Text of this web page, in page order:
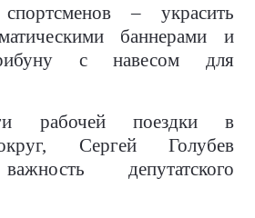
– украсить
баннерами и
с навесом для
рабочей поездки в
Сергей Голубев
депутатского